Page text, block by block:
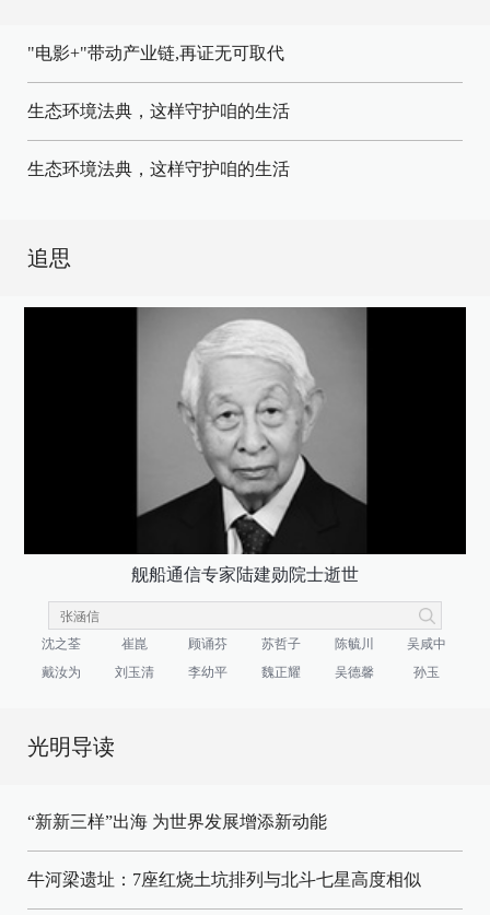
"电影+"带动产业链,再证无可取代
生态环境法典，这样守护咱的生活
生态环境法典，这样守护咱的生活
追思
舰船通信专家陆建勋院士逝世
沈之荃 崔崑 顾诵芬 苏哲子 陈毓川
吴咸中
戴汝为
刘玉清 李幼平 魏正耀 吴德馨 孙玉
光明导读
“新新三样”出海 为世界发展增添新动能
牛河梁遗址：7座红烧土坑排列与北斗七星高度相似